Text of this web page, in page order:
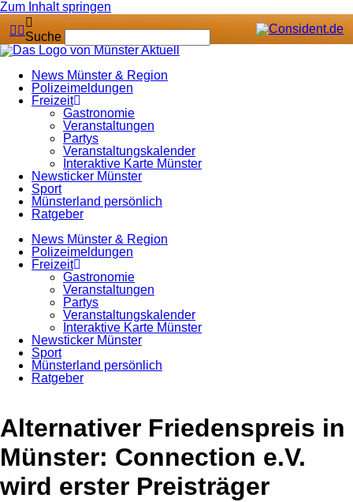
Zum Inhalt springen
Suche
News Münster & Region
Polizeimeldungen
Freizeit
Gastronomie
Veranstaltungen
Partys
Veranstaltungskalender
Interaktive Karte Münster
Newsticker Münster
Sport
Münsterland persönlich
Ratgeber
News Münster & Region
Polizeimeldungen
Freizeit
Gastronomie
Veranstaltungen
Partys
Veranstaltungskalender
Interaktive Karte Münster
Newsticker Münster
Sport
Münsterland persönlich
Ratgeber
Anzeige
Alternativer Friedenspreis in
Münster: Connection e.V.
wird erster Preisträger